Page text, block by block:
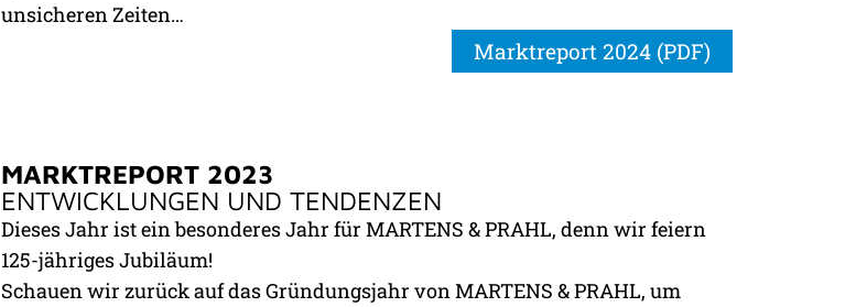
unsicheren Zeiten…
Marktreport 2024 (PDF)
MARKTREPORT 2023
ENTWICKLUNGEN UND TENDENZEN
Dieses Jahr ist ein besonderes Jahr für MARTENS & PRAHL, denn wir feiern
125-jähriges Jubiläum!
Schauen wir zurück auf das Gründungsjahr von MARTENS & PRAHL, um